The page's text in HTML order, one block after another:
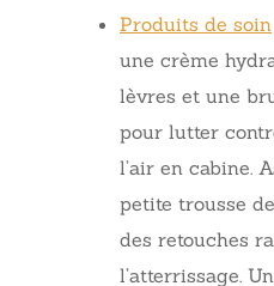
Produits de soin
une crème
lèvres et une
pour lutter
l’air en cabine.
petite trousse
des retouches
l’atterrissage.